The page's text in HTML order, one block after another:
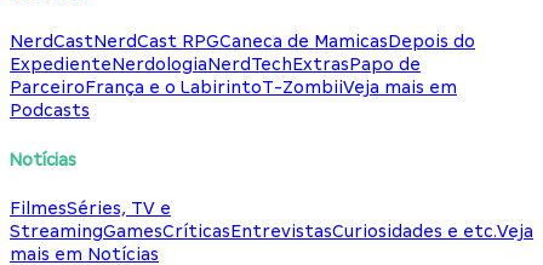
NerdCastNerdCast RPGCaneca de MamicasDepois do
ExpedienteNerdologiaNerdTechExtrasPapo de
ParceiroFrança e o LabirintoT-ZombiiVeja mais em
Podcasts
Notícias
FilmesSéries, TV e
StreamingGamesCríticasEntrevistasCuriosidades e etc.Veja
mais em Notícias